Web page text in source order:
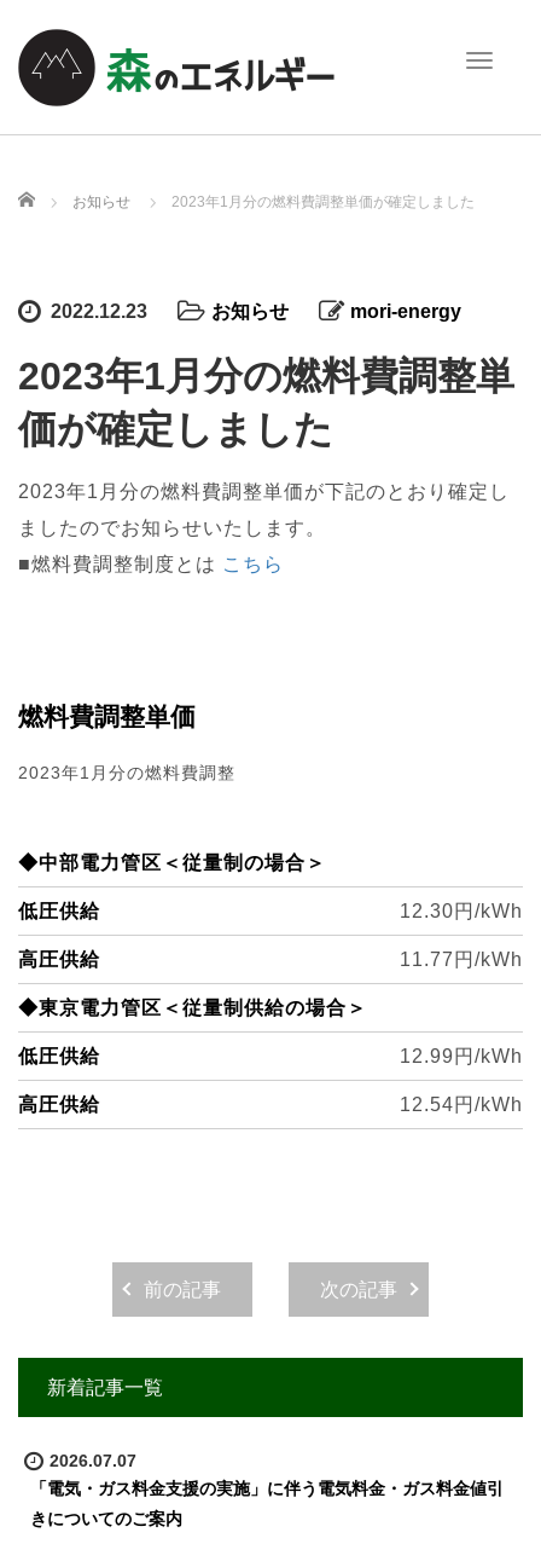
T
a
t
ホーム お知らせ 2023年1月分の燃料費調整単価が確定しました
2022.12.23 お知らせ mori-energy
2023年1月分の燃料費調整単
価が確定しました
2023年1月分の燃料費調整単価が下記のとおり確定し
ましたのでお知らせいたします。
■燃料費調整制度とは こち ら
燃料費調整単価
2023年1月分の燃料費調整
◆中部電力管区＜従量制の場合＞
低圧供給 12.30円/kWh
高圧供給 11.77円/kWh
◆東京電力管区＜従量制供給の場合＞
低圧供給 12.99円/kWh
高圧供給 12.54 円/kWh
前の記事 次の記事
新着記事一覧
2026.07.07
「電気・ガス料金支援の実施」に伴う電気料金・ガス料金値引
きについてのご案内